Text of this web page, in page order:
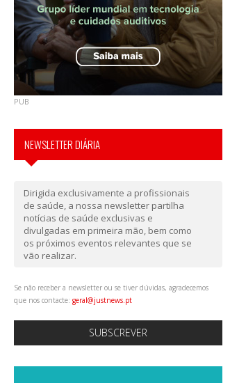
PUB
NEWSLETTER DIÁRIA
Dirigida exclusivamente a profissionais
de saúde, a nossa newsletter partilha
notícias de saúde exclusivas e
divulgadas em primeira mão, bem como
os próximos eventos relevantes que se
vão realizar.
Se não receber a newsletter ou se tiver dúvidas, agradecemos
que nos contacte: geral@justnews.pt
SUBSCREVER